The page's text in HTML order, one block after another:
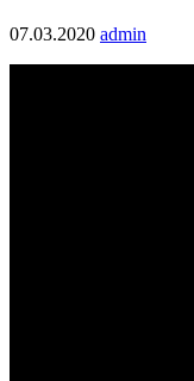
07.03.2020 admin